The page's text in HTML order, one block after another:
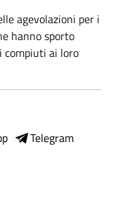
agevolazioni per i
hanno sporto
ai loro
Telegram